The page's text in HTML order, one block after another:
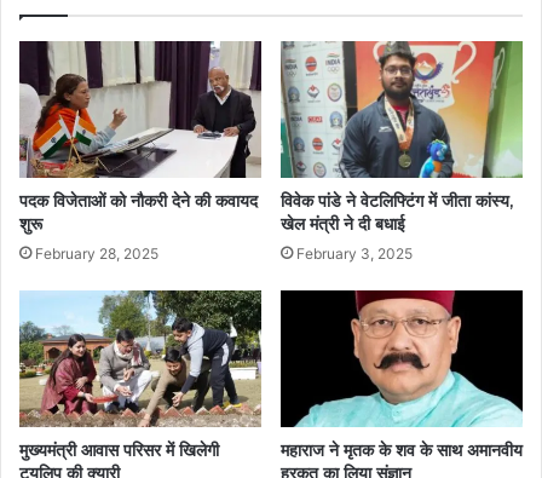
पदक विजेताओं को नौकरी देने की कवायद
शुरू
February 28, 2025
विवेक पांडे ने वेटलिफ्टिंग में जीता कांस्य,
खेल मंत्री ने दी बधाई
February 3, 2025
मुख्यमंत्री आवास परिसर में खिलेगी
ट्यूलिप की क्यारी
महाराज ने मृतक के शव के साथ अमानवीय
हरकत का लिया संज्ञान